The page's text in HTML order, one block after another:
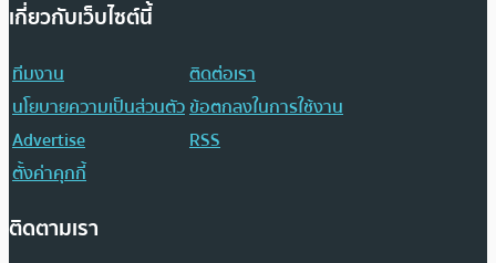
เกี่ยวกับเว็บไซต์นี้
ทีมงาน
ติดต่อเรา
นโยบายความเป็นส่วนตัวข้อตกลงในการใช้งาน
Advertise
RSS
ตั้งค่าคุกกี้
ติดตามเรา